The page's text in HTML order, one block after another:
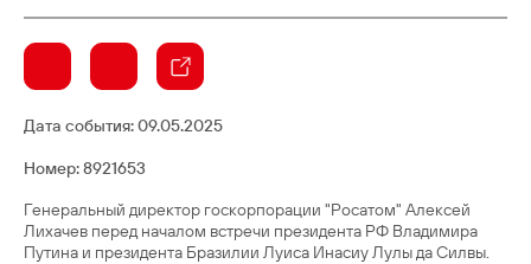
Дата события:09.05.2025
Номер: 8921653
Генеральный директор госкорпорации "Росатом" Алексей
Лихачев перед началом встречи президента РФ Владимира
Путина и президента Бразилии Луиса Инасиу Лулы да Силвы.